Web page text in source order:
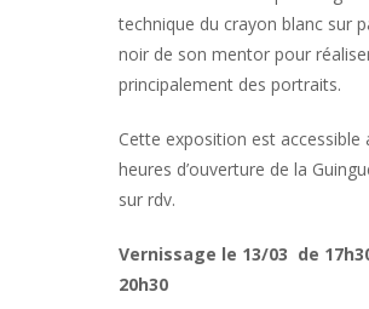
technique du crayon blanc sur
noir de son mentor pour
principalement des portraits.
Cette exposition est accessible
heures d’ouverture de la
sur rdv.
Vernissage le 13/03 de
20h30